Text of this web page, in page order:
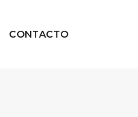
CONTACTO